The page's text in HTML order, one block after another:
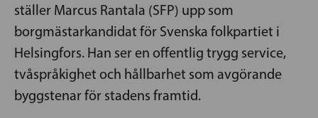
ställer Marcus Rantala (SFP) upp som
borgmästarkandidat för Svenska folkpartiet i
Helsingfors. Han ser en offentlig trygg service,
tvåspråkighet och hållbarhet som avgörande
byggstenar för stadens framtid.